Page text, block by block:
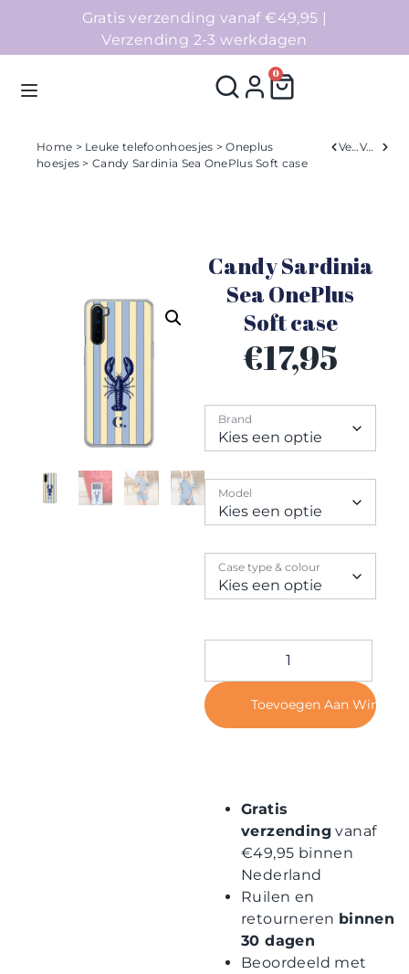
Gratis verzending vanaf €49,95 |
Verzending 2-3 werkdagen
0
Collecties
Home > Leuke telefoonhoesjes >Oneplus
hoesjes > Candy Sardinia Sea OnePlus Soft case
Verleden Volgend
Candy Sardinia
Sea OnePlus
Soft case
€17,95
Brand
Model
Case type & colour
Toevoegen Aan
Gratis
verzending vanaf
€49,95 binnen
Nederland
Ruilen en
retourneren binnen
30 dagen
Beoordeeld met